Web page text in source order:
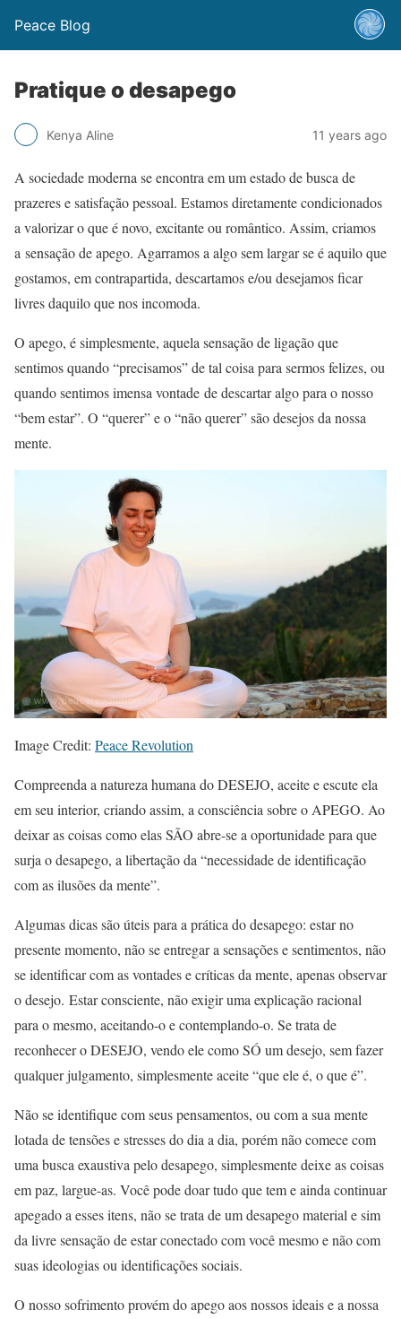
Peace Blog
Pratique o desapego
Kenya Aline 11 years ago
A sociedade moderna se encontra em um estado de busca de
prazeres e satisfação pessoal. Estamos diretamente condicionados
a valorizar o que é novo, excitante ou romântico. Assim, criamos
a sensação de apego. Agarramos a algo sem largar se é aquilo que
gostamos, em contrapartida, descartamos e/ou desejamos ficar
livres daquilo que nos incomoda.
O apego, é simplesmente, aquela sensação de ligação que
sentimos quando “precisamos” de tal coisa para sermos felizes, ou
quando sentimos imensa vontade de descartar algo para o nosso
“bem estar”. O “querer” e o “não querer” são desejos da nossa
mente.
Image Credit: Peace Revolution
Compreenda a natureza humana do DESEJO, aceite e escute ela
em seu interior, criando assim, a consciência sobre o APEGO. Ao
deixar as coisas como elas SÃO abre-se a oportunidade para que
surja o desapego, a libertação da “necessidade de identificação
com as ilusões da mente”.
Algumas dicas são úteis para a prática do desapego: estar no
presente momento, não se entregar a sensações e sentimentos, não
se identificar com as vontades e críticas da mente, apenas observar
o desejo. Estar consciente, não exigir uma explicação racional
para o mesmo, aceitando-o e contemplando-o. Se trata de
reconhecer o DESEJO, vendo ele como SÓ um desejo, sem fazer
qualquer julgamento, simplesmente aceite “que ele é, o que é”.
Não se identifique com seus pensamentos, ou com a sua mente
lotada de tensões e stresses do dia a dia, porém não comece com
uma busca exaustiva pelo desapego, simplesmente deixe as coisas
em paz, largue-as. Você pode doar tudo que tem e ainda continuar
apegado a esses itens, não se trata de um desapego material e sim
da livre sensação de estar conectado com você mesmo e não com
suas ideologias ou identificações sociais.
O nosso sofrimento provém do apego aos nossos ideais e a nossa